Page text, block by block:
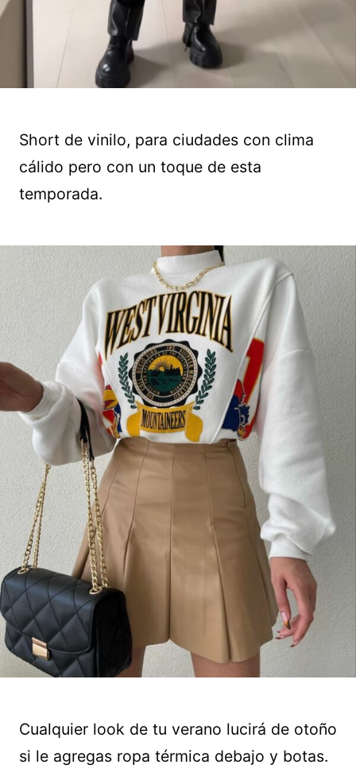
Short de vinilo, para ciudades con clima
cálido pero con un toque de esta
temporada.
Cualquier look de tu verano lucirá de otoño
si le agregas ropa térmica debajo y botas.